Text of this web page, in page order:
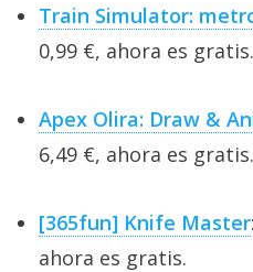
Train Simulator:
0,99 €, ahora es gratis.
Apex Olira: Draw &
6,49 €, ahora es gratis.
[365fun] Knife Master
ahora es gratis.